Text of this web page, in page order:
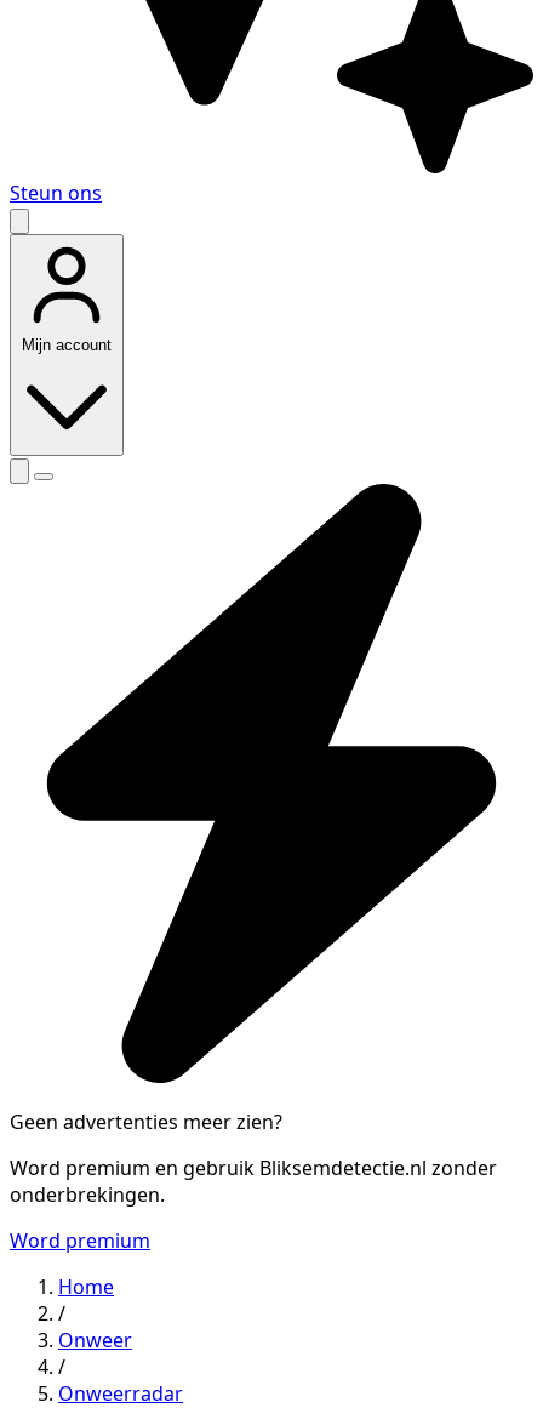
Steun ons
Mijn account
Geen advertenties meer zien?
Word premium en gebruik Bliksemdetectie.nl zonder
onderbrekingen.
Word premium
Home
/
Onweer
/
Onweerradar